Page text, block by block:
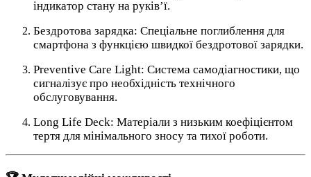
індикатор стану на руків’ї.
Бездротова зарядка: Спеціальне поглиблення для
смартфона з функцією швидкої бездротової зарядки.
Preventive Care Light: Система самодіагностики, що
сигналізує про необхідність технічного
обслуговування.
Long Life Deck: Матеріали з низьким коефіцієнтом
тертя для мінімального зносу та тихої роботи.